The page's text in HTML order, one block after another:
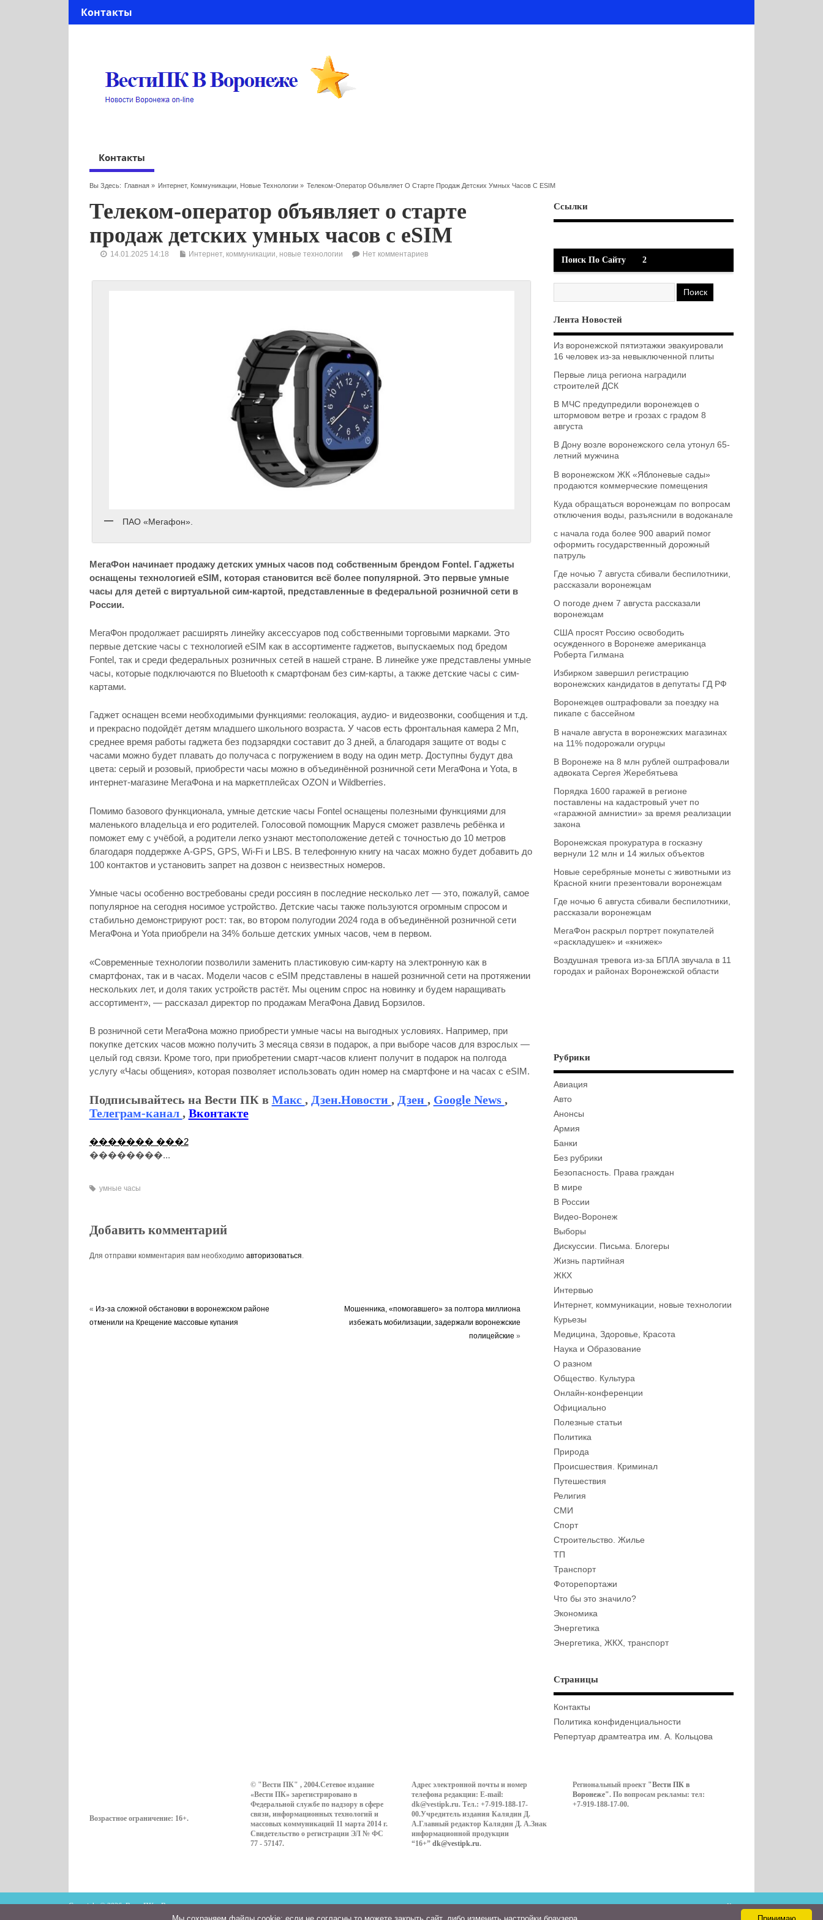
Контакты
Контакты
Вы Здесь: Главная» Интернет, Коммуникации, Новые Технологии » Телеком-Оператор Объявляет О Старте Продаж Детских Умных Часов С ESIM
Телеком-оператор объявляет о старте
продаж детских умных часов с eSIM
14.01.2025 14:18 Интернет, коммуникации, новые технологии Нет комментариев
ПАО «Мегафон».
МегаФон начинает продажу детских умных часов под собственным брендом Fontel. Гаджеты
оснащены технологией eSIM, которая становится всё более популярной. Это первые умные
часы для детей с виртуальной сим-картой, представленные в федеральной розничной сети в
России.
МегаФон продолжает расширять линейку аксессуаров под собственными торговыми марками. Это
первые детские часы с технологией eSIM как в ассортименте гаджетов, выпускаемых под бредом
Fontel, так и среди федеральных розничных сетей в нашей стране. В линейке уже представлены умные
часы, которые подключаются по Bluetooth к смартфонам без сим-карты, а также детские часы с сим-
картами.
Гаджет оснащен всеми необходимыми функциями: геолокация, аудио- и видеозвонки, сообщения и т.д.
и прекрасно подойдёт детям младшего школьного возраста. У часов есть фронтальная камера 2 Мп,
среднее время работы гаджета без подзарядки составит до 3 дней, а благодаря защите от воды с
часами можно будет плавать до получаса с погружением в воду на один метр. Доступны будут два
цвета: серый и розовый, приобрести часы можно в объединённой розничной сети МегаФона и Yota, в
интернет-магазине МегаФона и на маркетплейсах OZON и Wildberries.
Помимо базового функционала, умные детские часы Fontel оснащены полезными функциями для
маленького владельца и его родителей. Голосовой помощник Маруся сможет развлечь ребёнка и
поможет ему с учёбой, а родители легко узнают местоположение детей с точностью до 10 метров
благодаря поддержке A-GPS, GPS, Wi-Fi и LBS. В телефонную книгу на часах можно будет добавить до
100 контактов и установить запрет на дозвон с неизвестных номеров.
Умные часы особенно востребованы среди россиян в последние несколько лет — это, пожалуй, самое
популярное на сегодня носимое устройство. Детские часы также пользуются огромным спросом и
стабильно демонстрируют рост: так, во втором полугодии 2024 года в объединённой розничной сети
МегаФона и Yota приобрели на 34% больше детских умных часов, чем в первом.
«Современные технологии позволили заменить пластиковую сим-карту на электронную как в
смартфонах, так и в часах. Модели часов с eSIM представлены в нашей розничной сети на протяжении
нескольких лет, и доля таких устройств растёт. Мы оценим спрос на новинку и будем наращивать
ассортимент», — рассказал директор по продажам МегаФона Давид Борзилов.
В розничной сети МегаФона можно приобрести умные часы на выгодных условиях. Например, при
покупке детских часов можно получить 3 месяца связи в подарок, а при выборе часов для взрослых —
целый год связи. Кроме того, при приобретении смарт-часов клиент получит в подарок на полгода
услугу «Часы общения», которая позволяет использовать один номер на смартфоне и на часах с eSIM.
Подписывайтесь на Вести ПК в Макс , Дзен.Новости , Дзен , Google News ,
Телеграм-канал , Вконтакте
������� ���2
��������...
умные часы
Добавить комментарий
Для отправки комментария вам необходимо авторизоваться
« Из-за сложной обстановки в воронежском районе
отменили на Крещение массовые купания
Мошенника, «помогавшего» за полтора миллиона
избежать мобилизации, задержали воронежские
полицейские »
Ссылки
Поиск По Сайту 2
Лента Новостей
Из воронежской пятиэтажки эвакуировали
16 человек из-за невыключенной плиты
Первые лица региона наградили
строителей ДСК
В МЧС предупредили воронежцев о
штормовом ветре и грозах с градом 8
августа
В Дону возле воронежского села утонул 65-
летний мужчина
В воронежском ЖК «Яблоневые сады»
продаются коммерческие помещения
Куда обращаться воронежцам по вопросам
отключения воды, разъяснили в водоканале
с начала года более 900 аварий помог
оформить государственный дорожный
патруль
Где ночью 7 августа сбивали беспилотники,
рассказали воронежцам
О погоде днем 7 августа рассказали
воронежцам
США просят Россию освободить
осужденного в Воронеже американца
Роберта Гилмана
Избирком завершил регистрацию
воронежских кандидатов в депутаты ГД РФ
Воронежцев оштрафовали за поездку на
пикапе с бассейном
В начале августа в воронежских магазинах
на 11% подорожали огурцы
В Воронеже на 8 млн рублей оштрафовали
адвоката Сергея Жеребятьева
Порядка 1600 гаражей в регионе
поставлены на кадастровый учет по
«гаражной амнистии» за время реализации
закона
Воронежская прокуратура в госказну
вернули 12 млн и 14 жилых объектов
Новые серебряные монеты с животными из
Красной книги презентовали воронежцам
Где ночью 6 августа сбивали беспилотники,
рассказали воронежцам
МегаФон раскрыл портрет покупателей
«раскладушек» и «книжек»
Воздушная тревога из-за БПЛА звучала в 11
городах и районах Воронежской области
Рубрики
Авиация
Авто
Анонсы
Армия
Банки
Без рубрики
Безопасность. Права граждан
В мире
В России
Видео-Воронеж
Выборы
Дискуссии. Письма. Блогеры
Жизнь партийная
ЖКХ
Интервью
Интернет, коммуникации, новые технологии
Курьезы
Медицина, Здоровье, Красота
Наука и Образование
О разном
Общество. Культура
Онлайн-конференции
Официально
Полезные статьи
Политика
Природа
Происшествия. Криминал
Путешествия
Религия
СМИ
Спорт
Строительство. Жилье
ТП
Транспорт
Фоторепортажи
Что бы это значило?
Экономика
Энергетика
Энергетика, ЖКХ, транспорт
Страницы
Контакты
Политика конфиденциальности
Репертуар драмтеатра им. А. Кольцова
Возрастное ограничение: 16+.
© "Вести ПК" , 2004.Сетевое издание
«Вести ПК» зарегистрировано в
Федеральной службе по надзору в сфере
связи, информационных технологий и
массовых коммуникаций 11 марта 2014 г.
Свидетельство о регистрации ЭЛ № ФС
77 - 57147.
Адрес электронной почты и номер
телефона редакции: E-mail:
dk@vestipk.ru. Тел.: +7-919-188-17-
00.Учредитель издания Калядин Д.
А.Главный редактор Калядин Д. А.Знак
информационной продукции
“16+” dk@vestipk.ru.
Региональный проект "Вести ПК в
Воронеже". По вопросам рекламы: тел:
+7-919-188-17-00.
Copyright © 2026. ВестиПК в Воронеже Контакты